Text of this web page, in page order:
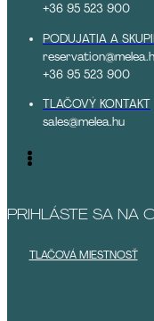
+36 95 523 900
PODUJATIA A
+36 95 523 900
TLAČOVÝ KONTAKT
sales@melea.hu
PRIHLÁSTE SA NA
TLAČOVÁ MIESTNOSŤ